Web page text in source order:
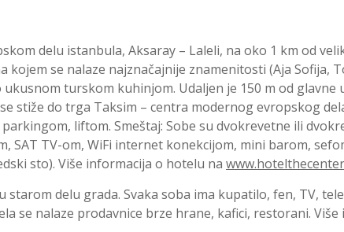
delu istanbula, Aksaray – Laleli, na oko 1 km od
se nalaze najznačajnije znamenitosti (Aja Sofija,
turskom kuhinjom. Udaljen je 150 m od glavne
stiže do trga Taksim – centra modernog evropskog
liftom. Smeštaj: Sobe su dvokrevetne ili
SAT TV-om, WiFi internet konekcijom, mini barom,
sto). Više informacija o hotelu na
starom delu grada. Svaka soba ima kupatilo, fen, TV,
se nalaze prodavnice brze hrane, kafici, restorani.